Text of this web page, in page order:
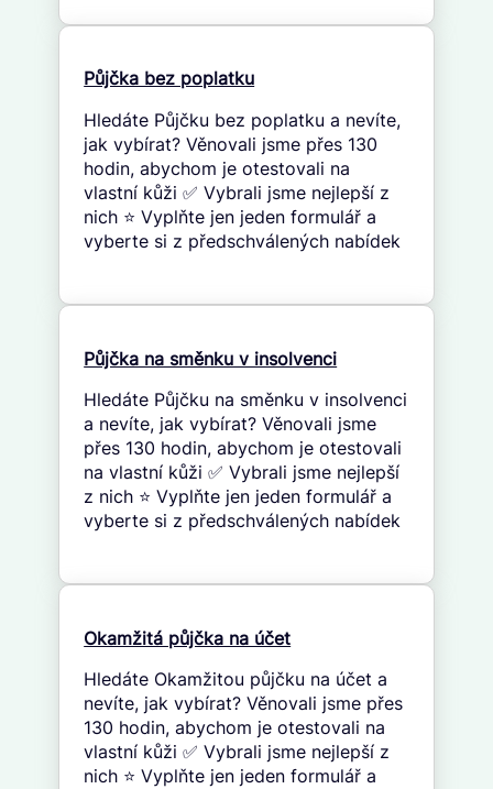
Půjčka bez poplatku
Hledáte Půjčku bez poplatku a nevíte,
jak vybírat? Věnovali jsme přes 130
hodin, abychom je otestovali na
vlastní kůži ✅ Vybrali jsme nejlepší z
nich ⭐ Vyplňte jen jeden formulář a
vyberte si z předschválených nabídek
Půjčka na směnku v insolvenci
Hledáte Půjčku na směnku v insolvenci
a nevíte, jak vybírat? Věnovali jsme
přes 130 hodin, abychom je otestovali
na vlastní kůži ✅ Vybrali jsme nejlepší
z nich ⭐ Vyplňte jen jeden formulář a
vyberte si z předschválených nabídek
Okamžitá půjčka na účet
Hledáte Okamžitou půjčku na účet a
nevíte, jak vybírat? Věnovali jsme přes
130 hodin, abychom je otestovali na
vlastní kůži ✅ Vybrali jsme nejlepší z
nich ⭐ Vyplňte jen jeden formulář a